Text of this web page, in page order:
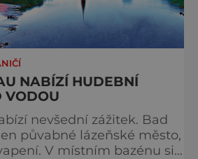
NABÍZÍ HUDEBNÍ
VODOU
nevšední zážitek. Bad
půvabné lázeňské město,
V místním bazénu si